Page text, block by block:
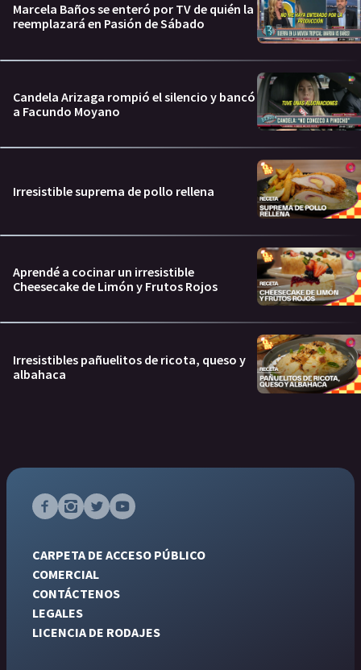
Marcela Baños se enteró por TV de quién la
reemplazará en Pasión de Sábado
Candela Arizaga rompió el silencio y bancó
a Facundo Moyano
Irresistible suprema de pollo rellena
Aprendé a cocinar un irresistible
Cheesecake de Limón y Frutos Rojos
Irresistibles pañuelitos de ricota, queso y
albahaca
CARPETA DE ACCESO PÚBLICO
COMERCIAL
CONTÁCTENOS
LEGALES
LICENCIA DE RODAJES